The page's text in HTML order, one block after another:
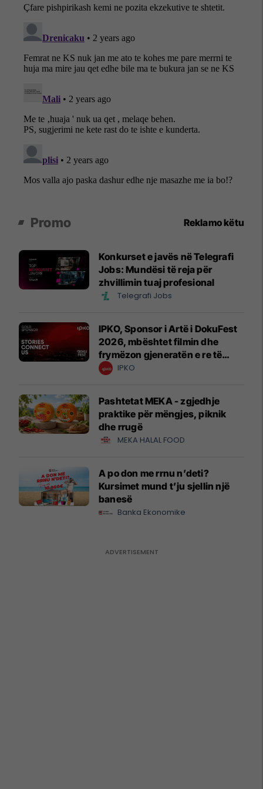
Promo Reklamo këtu
Konkurset e javës në Telegrafi
Jobs: Mundësi të reja për
zhvillimin tuaj profesional
Telegrafi Jobs
IPKO, Sponsor i Artë i DokuFest
2026, mbështet filmin dhe
frymëzon gjeneratën e re të
krijuesve
IPKO
Pashtetat MEKA - zgjedhje
praktike për mëngjes, piknik
dhe rrugë
MEKA HALAL FOOD
A po don me rrnu n’deti?
Kursimet mund t’ju sjellin një
banesë
Banka Ekonomike